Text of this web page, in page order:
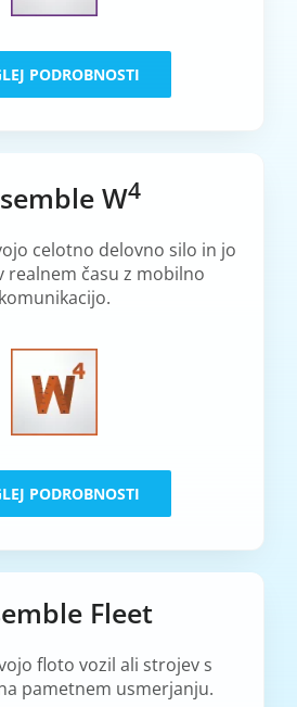
PODROBNOSTI
W4
celotno delovno silo in jo
realnem času z mobilno
komunikacijo.
PODROBNOSTI
Fleet
floto vozil ali strojev s
pametnem usmerjanju.